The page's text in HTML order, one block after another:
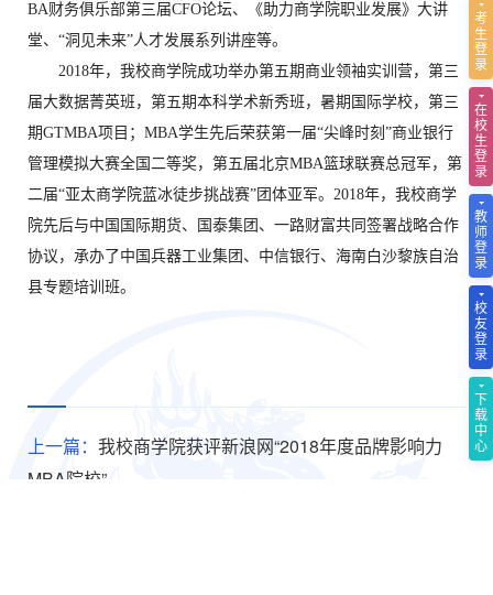
BA财务俱乐部第三届CFO论坛、《助力商学院职业发展》大讲
堂、“洞见未来”人才发展系列讲座等。
2018年，我校商学院成功举办第五期商业领袖实训营，第三
届大数据菁英班，第五期本科学术新秀班，暑期国际学校，第三
期GTMBA项目；MBA学生先后荣获第一届“尖峰时刻”商业银行
管理模拟大赛全国二等奖，第五届北京MBA篮球联赛总冠军，第
二届“亚太商学院蓝冰徒步挑战赛”团体亚军。2018年，我校商学
院先后与中国国际期货、国泰集团、一路财富共同签署战略合作
协议，承办了中国兵器工业集团、中信银行、海南白沙黎族自治
县专题培训班。
上一篇： 我校商学院获评新浪网“2018年度品牌影响力
MBA院校”
考
生
登
录
在
校
生
登
录
教
师
登
录
校
友
登
录
下
载
中
心